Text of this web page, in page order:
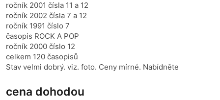
cena dohodou
ročník 2001 čísla 11 a 12
ročník 2002 čísla 7 a 12
ročník 1991 číslo 7
časopis ROCK A POP
ročník 2000 číslo 12
celkem 120 časopisů
Stav velmi dobrý. viz. foto. Ceny mírné. Nabídněte